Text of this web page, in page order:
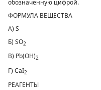
обозначенную цифрой.
ФОРМУЛА ВЕЩЕСТВА
А) S
Б) SO2
В) Pb(OH)2
Г) CaI2
РЕАГЕНТЫ